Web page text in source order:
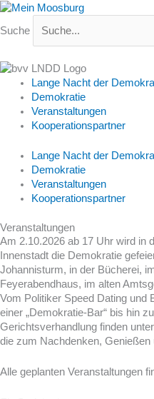
Suche
Lange Nacht der
Demokratie
Veranstaltungen
Kooperationspartner
Lange Nacht der
Demokratie
Veranstaltungen
Kooperationspartner
Veranstaltungen
Am 2.10.2026 ab 17 Uhr wird in
Innenstadt die Demokratie
Johannisturm, in der Bücherei,
Feyerabendhaus, im alten
Vom Politiker Speed Dating und
einer „Demokratie-Bar“ bis hin
Gerichtsverhandlung finden
die zum Nachdenken,
Alle geplanten Veranstaltungen